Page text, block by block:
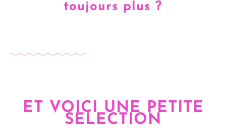
toujours plus ?
ET VOICI UNE PETITE
SELECTION